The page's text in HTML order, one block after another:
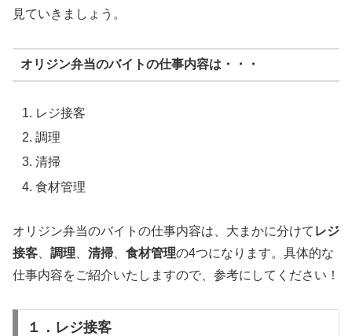
見ていきましょう。
オリジン弁当のバイトの仕事内容は・・・
レジ接客
調理
清掃
食材管理
オリジン弁当のバイトの仕事内容は、大まかに分けて レジ
接客
調理 清掃 食材管理の4つになります。具体的な
仕事内容をご紹介いたしますので、参考にしてください！
１．レジ接客